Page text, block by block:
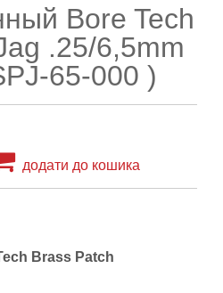
Bore Tech
.25/6,5mm
65-000 )
додати до кошика
Brass Patch